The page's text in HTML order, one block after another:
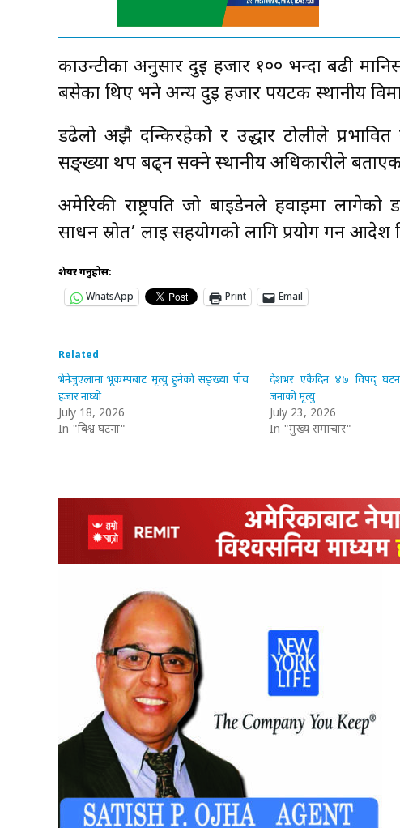
काउन्टीका अनुसार दुई हजार १०० भन्दा बढी
बसेका थिए भने अन्य दुई हजार पर्यटक स्थानीय
डढेलो अझै दन्किरहेकोे र उद्धार टोलीले
सङ्ख्या थप बढ्न सक्ने स्थानीय अधिकारीले
अमेरिकी राष्ट्रपति जो बाइडेनले हवाईमा
साधन स्रोत’ लाई सहयोगको लागि प्रयोग गर्न आदेश
शेयर गर्नुहोस:
WhatsApp
Print Email
Related
भेनेजुएलामा भूकम्पबाट मृत्यु हुनेको सङ्ख्या पाँच
हजार नाघ्यो
July 18, 2026
In "बिश्व घटना"
देशभर एकैदिन ४७ विपद्
जनाको मृत्यु
July 23, 2026
In "मुख्य समाचार"